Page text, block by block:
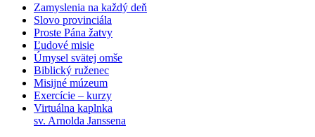
Zamyslenia na každý deň
Slovo provinciála
Proste Pána žatvy
Ľudové misie
Úmysel svätej omše
Biblický ruženec
Misijné múzeum
Exercície – kurzy
Virtuálna kaplnka
sv. Arnolda Janssena